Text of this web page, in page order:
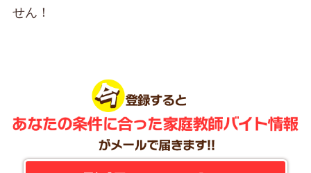
せん！